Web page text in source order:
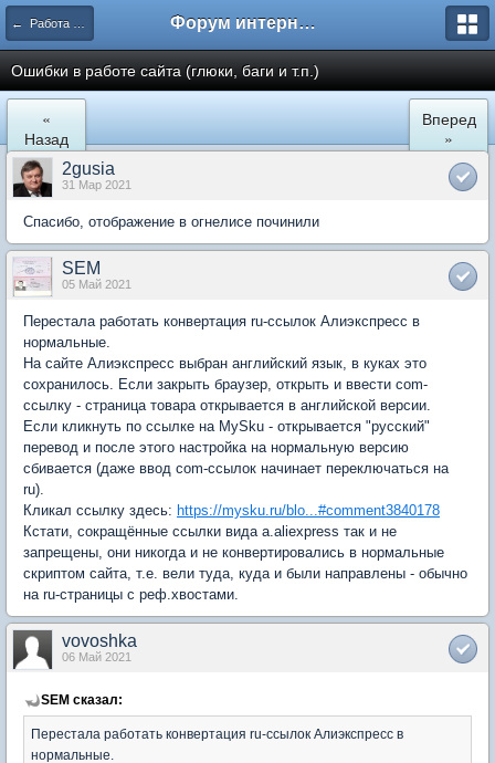
← Работа сайта mySKU.ru Форум интернет покупателей
Ошибки в работе сайта (глюки, баги и т.п.)
«
Назад
Вперед
»
2gusia
31 Мар 2021
Спасибо, отображение в огнелисе починили
SEM
05 Май 2021
Перестала работать конвертация ru-ссылок Алиэкспресс в
нормальные.
На сайте Алиэкспресс выбран английский язык, в куках это
сохранилось. Если закрыть браузер, открыть и ввести com-
ссылку - страница товара открывается в английской версии.
Если кликнуть по ссылке на MySku - открывается "русский"
перевод и после этого настройка на нормальную версию
сбивается (даже ввод com-ссылок начинает переключаться на
ru).
Кликал ссылку здесь: https://mysku.ru/blo...#comment3840178
Кстати, сокращённые ссылки вида a.aliexpress так и не
запрещены, они никогда и не конвертировались в нормальные
скриптом сайта, т.е. вели туда, куда и были направлены - обычно
на ru-страницы с реф.хвостами.
vovoshka
06 Май 2021
SEM сказал:
Перестала работать конвертация ru-ссылок Алиэкспресс в
нормальные.